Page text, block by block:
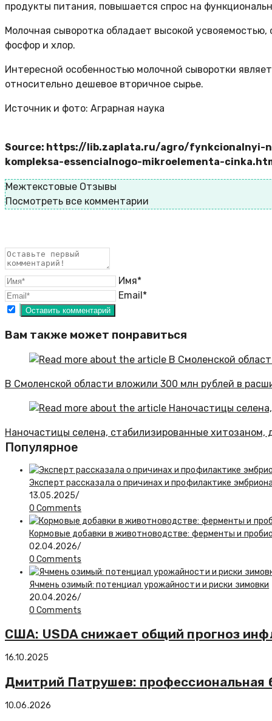
продукты питания, повышается спрос на
Молочная сыворотка обладает высокой
фосфор и хлор.
Интересной особенностью молочной сыворотки
относительно дешевое вторичное сырье.
Источник и фото: Аграрная наука
Source: https://lib.zaplata.ru/agro/fynkcionalnyi-
kompleksa-essencialnogo-mikroelementa-
Межтекстовые Отзывы
Посмотреть все комментарии
Имя*
Email*
Вам также может понравиться
В Смоленской области вложили 300 млн рублей в
Наночастицы селена, стабилизированные хитозаном,
Популярное
Эксперт рассказала о причинах и профилактике
13.05.2025/
0 Comments
Кормовые добавки в животноводстве: ферменты и
02.04.2026/
0 Comments
Ячмень озимый: потенциал урожайности и риски зимовки
20.04.2026/
0 Comments
США: USDA снижает общий прогноз
16.10.2025
Дмитрий Патрушев: профессиональная
10.06.2026